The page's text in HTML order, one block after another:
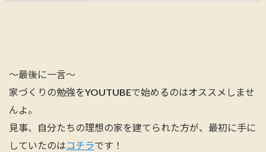
～最後に一言～
家づくりの勉強をYOUTUBEで始めるのはオススメしませ
んよ。
見事、自分たちの理想の家を建てられた方が、最初に手に
していたのはコチラです！